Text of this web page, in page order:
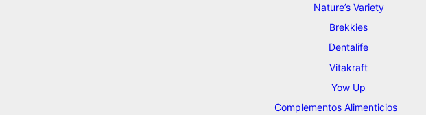
Nature’s Variety
Brekkies
Dentalife
Vitakraft
Yow Up
Complementos Alimenticios